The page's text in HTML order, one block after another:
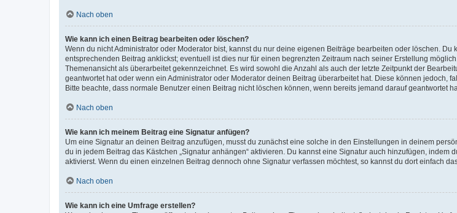
Nach oben
Wie kann ich einen Beitrag bearbeiten oder löschen?
Wenn du nicht Administrator oder Moderator bist, kannst du nur deine eigenen Beiträge bearbeiten oder löschen.
entsprechenden Beitrag anklickst; eventuell ist dies nur für einen begrenzten Zeitraum nach seiner Erstellung
Themenansicht als überarbeitet gekennzeichnet. Es wird sowohl die Anzahl als auch der letzte Zeitpunkt der
geantwortet hat oder wenn ein Administrator oder Moderator deinen Beitrag überarbeitet hat. Diese können jedoch,
Bitte beachte, dass normale Benutzer einen Beitrag nicht löschen können, wenn bereits jemand darauf geantwortet
Nach oben
Wie kann ich meinem Beitrag eine Signatur anfügen?
Um eine Signatur an deinen Beitrag anzufügen, musst du zunächst eine solche in den Einstellungen in deinem
du in jedem Beitrag das Kästchen „Signatur anhängen“ aktivieren. Du kannst eine Signatur auch hinzufügen,
aktivierst. Wenn du einen einzelnen Beitrag dennoch ohne Signatur verfassen möchtest, so kannst du dort einfach
Nach oben
Wie kann ich eine Umfrage erstellen?